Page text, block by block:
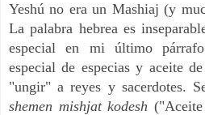
Yeshú no era un Mashiaj (y
La palabra hebrea es
especial en mi último
especial de especias y aceite
shemen mishjat kodesh